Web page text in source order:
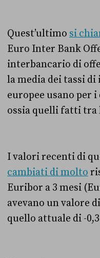
Quest’ultimo si
Euro Inter Bank
interbancario di
la media dei tassi di
europee usano per
ossia quelli fatti tra
I valori recenti di
cambiati di molto
Euribor a 3 mesi
avevano un valore
quello attuale di -